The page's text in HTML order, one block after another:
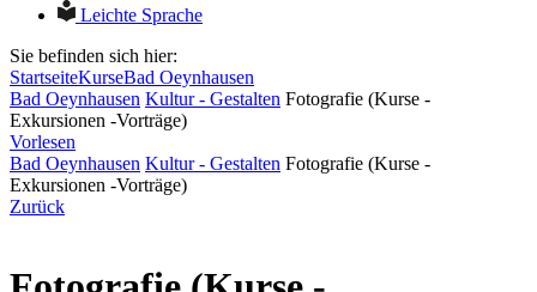
Leichte Sprache
Sie befinden sich hier:
StartseiteKurseBad Oeynhausen
Bad Oeynhausen Kultur - Gestalten Fotografie (Kurse -
Exkursionen -Vorträge)
Vorlesen
Bad Oeynhausen Kultur - Gestalten Fotografie (Kurse -
Exkursionen -Vorträge)
Zurück